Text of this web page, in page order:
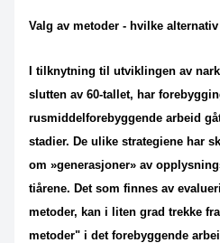
Valg av metoder - hvilke
I tilknytning til utviklingen av
slutten av 60-tallet, har
rusmiddelforebyggende arbeid
stadier. De ulike strategiene har
om »generasjoner» av
tiårene. Det som finnes av
metoder, kan i liten grad trekke
metoder" i det forebyggende